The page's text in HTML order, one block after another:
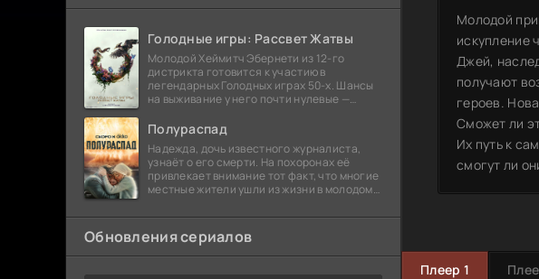
Голодные игры: Рассвет Жатвы
Молодой Хеймитч Эбернети из 12-го
дистрикта готовится к участию в
легендарных Голодных играх 50-х. Шансы
на выживание у него почти нулевые —
победу еще сорок
Полураспад
Надежда, дочь известного журналиста,
узнаёт о его смерти. На похоронах её
привлекает внимание тот факт, что многие
местные жители ушли из жизни в молодом
бомбы
Обновления сериалов
Молодой
искупление
Джей,
получают
героев.
Сможет ли
Их путь к
смогут ли
Плеер 1